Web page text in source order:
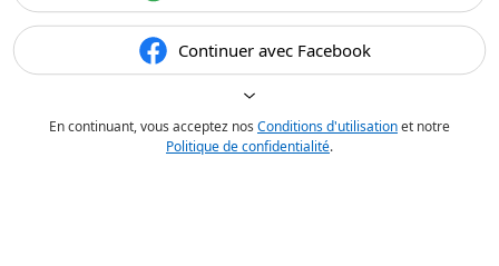
Continuer avec Facebook
En continuant, vous acceptez nos Conditions d'utilisationet notre
Politique de confidentialité.